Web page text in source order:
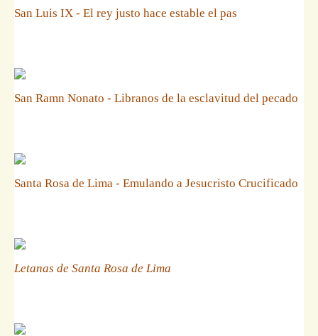
San Luis IX - El rey justo hace estable el pas
San Ramn Nonato - Libranos de la esclavitud del pecado
Santa Rosa de Lima - Emulando a Jesucristo Crucificado
Letanas de Santa Rosa de Lima